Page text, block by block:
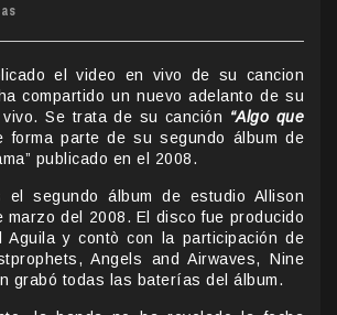
el video en vivo de su cancion
ha compartido un nuevo adelanto de su
Se trata de su canción “Algo que
forma parte de su segundo álbum de
publicado en el 2008.
segundo álbum de estudio Allison
marzo del 2008. El disco fue producido
Aguila y contò con la participación de
Angels and Airwaves, Nine
grabó todas las baterías del álbum.